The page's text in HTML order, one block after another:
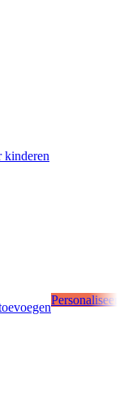
kinderen
Personaliseer